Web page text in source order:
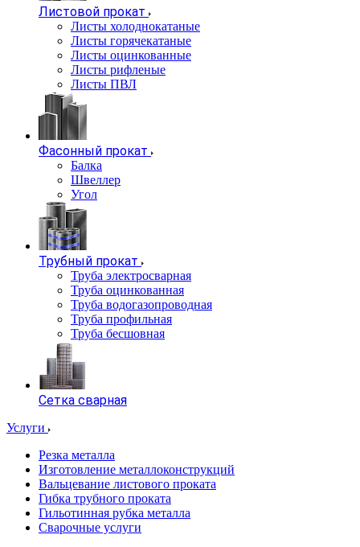
Листовой прокат
Листы холоднокатаные
Листы горячекатаные
Листы оцинкованные
Листы рифленые
Листы ПВЛ
Фасонный прокат
Балка
Швеллер
Угол
Трубный прокат
Труба электросварная
Труба оцинкованная
Труба водогазопроводная
Труба профильная
Труба бесшовная
Сетка сварная
Услуги
Резка металла
Изготовление металлоконструкций
Вальцевание листового проката
Гибка трубного проката
Гильотинная рубка металла
Сварочные услуги